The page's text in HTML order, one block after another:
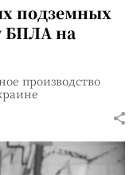
подземных
БПЛА на
производство